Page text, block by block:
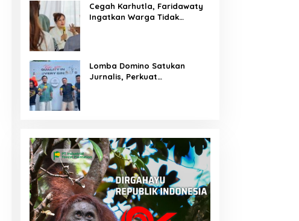
Cegah Karhutla, Faridawaty
Ingatkan Warga Tidak
Lomba Domino Satukan
Jurnalis, Perkuat